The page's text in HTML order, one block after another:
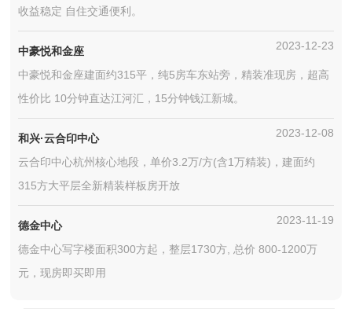
收益稳定 自住交通便利。
中豪悦和金座 2023-12-23
中豪悦和金座建面约315平，纯5房车东站旁，精装准现房，超高
性价比 10分钟直达江河汇，15分钟钱江新城。
和兴·云合印中心 2023-12-08
云合印中心杭州核心地段，单价3.2万/方(含1万精装)，建面约
315方大平层全新精装样板房开放
德金中心 2023-11-19
德金中心写字楼面积300方起，整层1730方, 总价 800-1200万
元，现房即买即用